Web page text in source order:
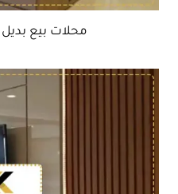
محلات بيع